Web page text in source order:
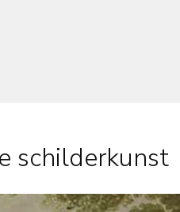
schilderkunst